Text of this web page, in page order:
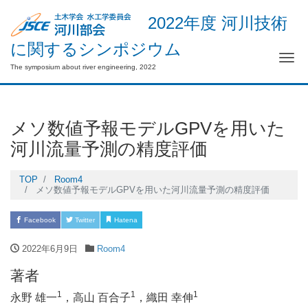
2022年度 河川技術
に関するシンポジウム
The symposium about river engineering, 2022
メソ数値予報モデルGPVを用いた
河川流量予測の精度評価
TOP
Room4
メソ数値予報モデルGPVを用いた河川流量予測の精度評価
Facebook Twitter Hatena
2022年6月9日 Room4
著者
永野 雄一1 ，高山 百合子1 ，織田 幸伸1